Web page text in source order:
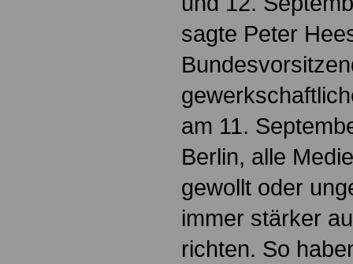
sagte Peter
am 11.
Berlin, alle
gewollt oder
immer stärker
richten. So